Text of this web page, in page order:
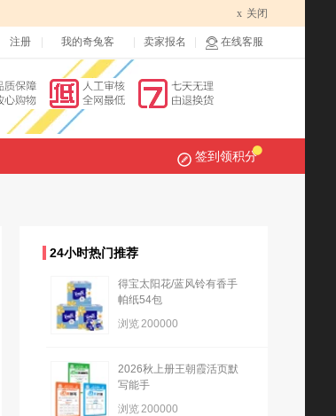
x 关闭
注册 我的奇兔客 卖家报名 在线客服
签到领积分
24小时热门推荐
得宝太阳花/蓝风铃有香手
帕纸54包
浏览200000
2026秋上册王朝霞活页默
写能手
浏览200000